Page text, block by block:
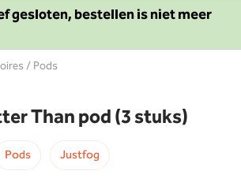
gesloten, bestellen is niet meer
/Pods
Than pod (3 stuks)
Pods Justfog